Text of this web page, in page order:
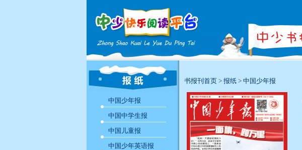
中国少年报
中国中学生报
中国儿童报
中国少年英语报
书报刊首页 > 报纸 > 中国少年报